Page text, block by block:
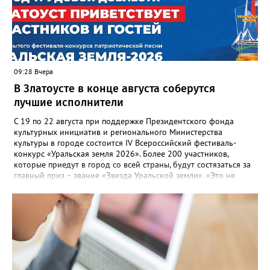
Настенко. В следующий раз, рекомендовали в
Госжилинспекции, службы должны действовать слаженно. И
оперативно делиться информацией со всеми
заинтересованными – от поставщика тепла до конечных
потребителей.
09:28 Вчера
В Златоусте в конце августа соберутся
лучшие исполнители
С 19 по 22 августа при поддержке Президентского фонда
культурных инициатив и регионального Министерства
культуры в городе состоится IV Всероссийский фестиваль-
конкурс «Уральская земля 2026». Более 200 участников,
которые приедут в город со всей страны, будут состязаться за
главный приз – звание «Звезда Уральской земли». «Это не
прослушивания участников, мастер-классы от ведущих
наставников, выступления победителей прошлых лет и
приглашённых артистов», - сообщает оргкомитет. Вход на все
фестивальные мероприятия будет свободным. В 2025 году в
фестивале участвовали 26 финалистов из городов
Челябинской, Свердловской, Курганской, Оренбургской
областей, Ханты-Мансийского автономного округа и